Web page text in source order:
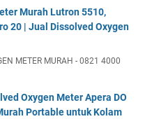
Murah Lutron 5510,
20 | Jual Dissolved Oxygen
METER MURAH - 0821 4000
Oxygen Meter Apera DO
Portable untuk Kolam